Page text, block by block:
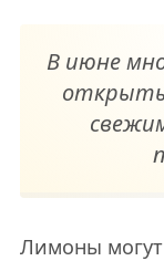
В июне
Лимоны